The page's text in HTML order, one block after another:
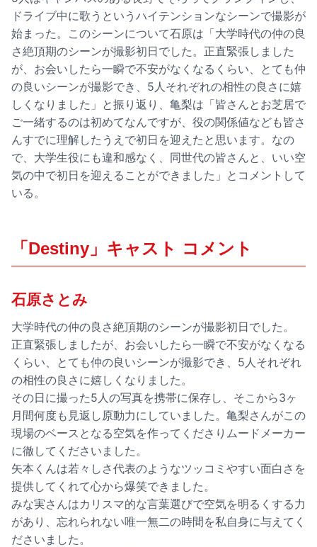
ドライブ中に歌うというハイテンションなシーンで撮影が
始まった。このシーンについて石原は「大学時代の仲の良
さ絶頂期のシーンが撮影初日でした。正直緊張しました
が、お会いしたら一瞬で不安がなくなるくらい、とても仲
の良いシーンが撮影でき、5人それぞれの相性の良さに嬉
しくなりました」と振り返り、亀梨は「皆さんとお芝居で
ご一緒するのは初めてなんですが、役の関係値なども皆さ
んすでに理解したうえで初日を迎えたと思います。なの
で、大学生役にも違和感なく、同世代の皆さんと、いい空
気の中で初日を迎えることができました」とコメントして
いる。
「Destiny」キャスト コメント
石原さとみ
大学時代の仲の良さ絶頂期のシーンが撮影初日でした。
正直緊張しましたが、お会いしたら一瞬で不安がなくなる
くらい、とても仲の良いシーンが撮影でき、5人それぞれ
の相性の良さに嬉しくなりました。
その日に撮った5人の写真を携帯に保存し、そこから3ヶ
月間何度も見返し原動力にしていました。亀梨さんがこの
現場のベースとなる空気を作ってくださりムードメーカー
に徹してくださいました。
矢本くんは若々しさ代表のようなツッコミやすい面白さを
提供してくれて心から爆笑できました。
みな実さんはカリスマ的な言葉選びで空気を明るくする力
があり、忘れられない唯一無二の時間を私自身に与えてく
ださいました。